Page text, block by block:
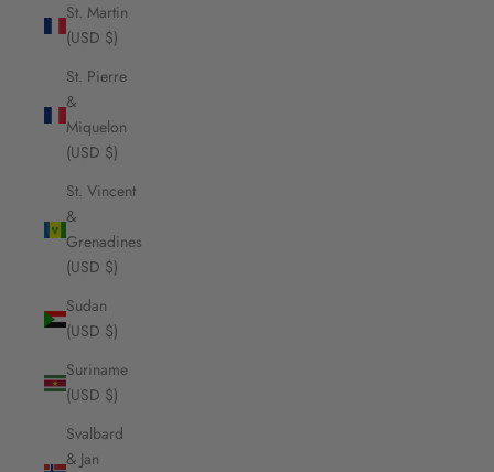
St. Martin
(USD $)
St. Pierre
&
Miquelon
(USD $)
St. Vincent
&
Grenadines
(USD $)
Sudan
(USD $)
Suriname
(USD $)
Svalbard
& Jan